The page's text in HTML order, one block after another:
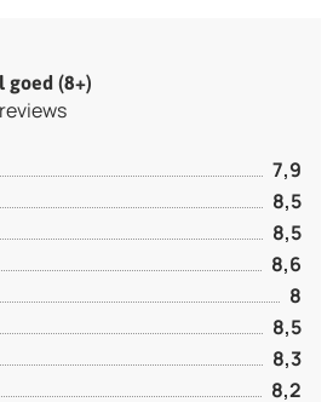
goed (8+)
7,9
8,5
8,5
8,6
8
8,5
8,3
8,2